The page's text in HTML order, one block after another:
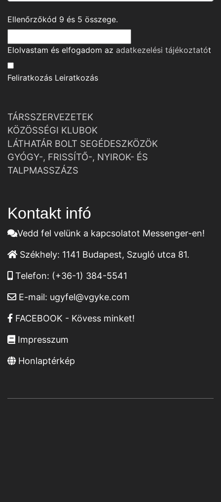
Ellenőrzőkód 9 és 5 összege.
Elolvastam és elfogadom az adatkezelési tájékoztatót
Feliratkozás Leiratkozás
TÁRSSZERVEZETEK
KÖZÖSSÉGI KLUBOK
LÁTHATÁR BOLT SEGÉDESZKÖZÖK
GYÓGY-, FRISSÍTŐ-, NYIROK- ÉS
TALPMASSZÁZS
Kontakt infó
Vedd fel velünk a kapcsolatot Messenger-en!
Székhely: 1141 Budapest, Szugló utca 81.
Telefon: (+36-1) 384-5541
E-mail: ugyfel@vgyke.com
FACEBOOK - Kövess minket!
Impresszum
Honlaptérkép